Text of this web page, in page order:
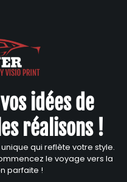
idées de
réalisons !
qui reflète votre style.
le voyage vers la
parfaite !